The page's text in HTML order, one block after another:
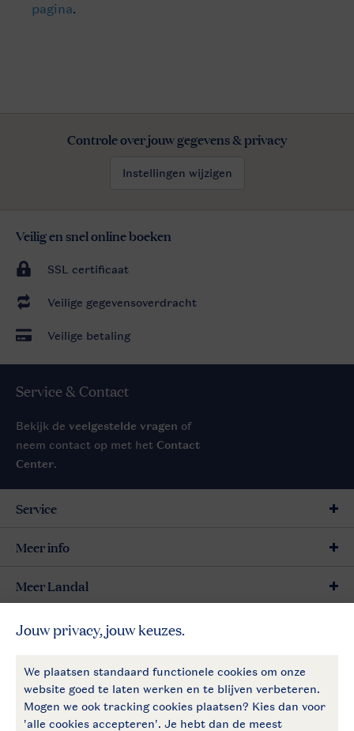
pagina.
Controle over jouw gegevens & privacy
Instellingen wijzigen
Veilig en snel online boeken
SSL certificaat
Veilige gegevensoverdracht
Veilige betaling
Service & Contact
Bekijk de veelgestelde vragen of
neem contact op met het Contact
Center.
Follow Us
facebookinstagram
Service
Meer info
Meer Landal
Betaalmogelijkheden